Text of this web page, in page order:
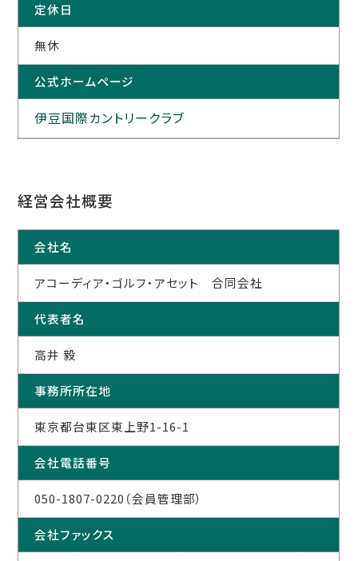
定休日
無休
公式ホームページ
伊豆国際カントリークラブ
経営会社概要
会社名
アコーディア・ゴルフ・アセット 合同会社
代表者名
高井 毅
事務所所在地
東京都台東区東上野1-16-1
会社電話番号
050-1807-0220（会員管理部）
会社ファックス